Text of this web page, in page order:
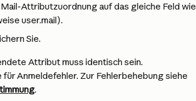
Attributzuordnung auf das gleiche Feld wie
user.mail).
Sie.
Attribut muss identisch sein.
Anmeldefehler. Zur Fehlerbehebung siehe
.